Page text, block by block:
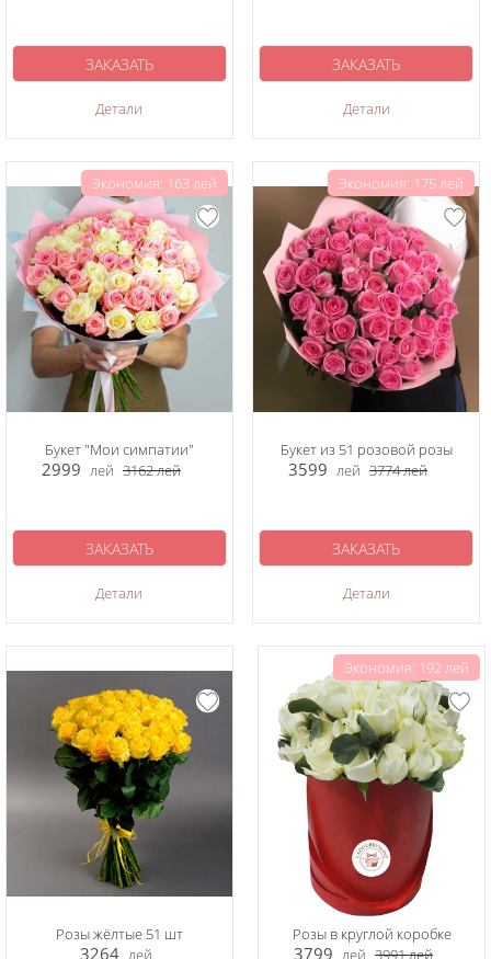
Детали
ЗАКАЗАТЬ
Детали
ЗАКАЗАТЬ
Экономия: 163 лей
Букет "Мои симпатии"
2999 лей 3162лей
Детали
ЗАКАЗАТЬ
Экономия: 175 лей
Букет из 51 розовой розы
3599 лей 3774лей
Детали
ЗАКАЗАТЬ
Розы жёлтые 51 шт
3264 лей
Экономия: 192 лей
Розы в круглой коробке
3799 лей 3991лей